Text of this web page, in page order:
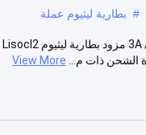
# بطارية ليثيوم عملة
View More